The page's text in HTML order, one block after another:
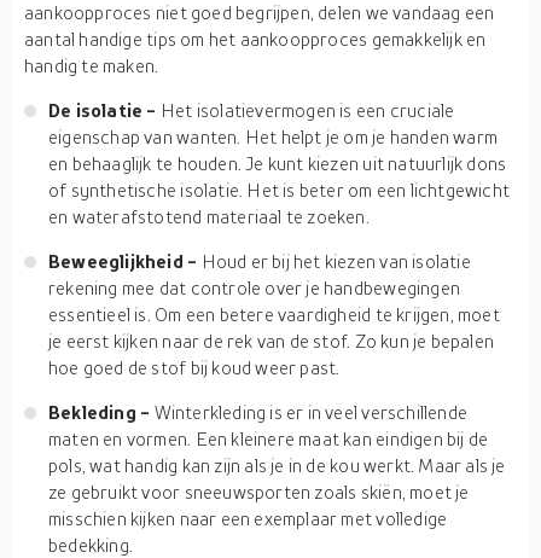
aankoopproces niet goed begrijpen, delen we vandaag een
aantal handige tips om het aankoopproces gemakkelijk en
handig te maken.
De isolatie - Het isolatievermogen is een cruciale
eigenschap van wanten. Het helpt je om je handen warm
en behaaglijk te houden. Je kunt kiezen uit natuurlijk dons
of synthetische isolatie. Het is beter om een lichtgewicht
en waterafstotend materiaal te zoeken.
Beweeglijkheid - Houd er bij het kiezen van isolatie
rekening mee dat controle over je handbewegingen
essentieel is. Om een betere vaardigheid te krijgen, moet
je eerst kijken naar de rek van de stof. Zo kun je bepalen
hoe goed de stof bij koud weer past.
Bekleding - Winterkleding is er in veel verschillende
maten en vormen. Een kleinere maat kan eindigen bij de
pols, wat handig kan zijn als je in de kou werkt. Maar als je
ze gebruikt voor sneeuwsporten zoals skiën, moet je
misschien kijken naar een exemplaar met volledige
bedekking.